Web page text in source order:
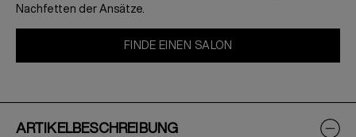
Nachfetten der Ansätze.
FINDE EINEN SALON
ARTIKELBESCHREIBUNG